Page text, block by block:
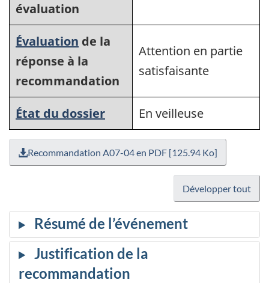
évaluation
Évaluation de la
réponse à la
recommandation
Attention en partie
satisfaisante
État du dossier En veilleuse
Recommandation A07-04 en PDF [125.94 Ko]
Développer tout